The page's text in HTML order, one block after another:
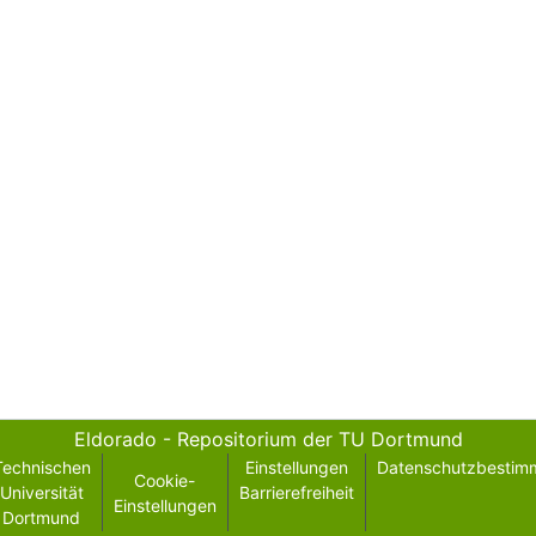
Eldorado - Repositorium der TU Dortmund
Universität
Dortmund
Cookie-
Einstellungen
Einstellungen
Barrierefreiheit